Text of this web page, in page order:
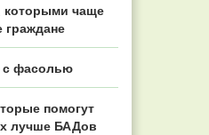
которыми чаще
граждане
с фасолью
помогут
лучше БАДов